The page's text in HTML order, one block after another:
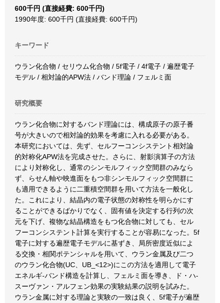
600千円 (直接経費: 600千円)
1990年度: 600千円 (直接経費: 600千円)
キーワード
ウラン化合物 / セリウム化合物 / 5f電子 / 4f電子 / 遍歴電子
モデル / 相対論的APW法 / バンド理論 / フェルミ面
研究概要
ウラン化合物に対するバンド理論には、構成原子の原子番
号が大きいので相対論的効果を考慮に入れる必要がある。
本研究においては、先ず、セルフーコンシステント相対論
的対称化APW法を完成させた。さらに、射影演算子の方法
により対称化し、通常のシンモルフィック空間群のみなら
ず、らせん軸や映進面をもつ非シンモルフィック空間群に
も適用できるように二重積空間群を用いて方法を一般化し
た。これにより、結晶内の電子状態の対称性を明らかにす
ることができるばかりでなく、固有値を決定する行列の次
元を下げ、複物な結晶構造をもつ化合物に対しても、セル
フーコンシステント計算を実行することが容易になった。5f
電子に対する遍歴電子モデルに基ずき、局所密度近似によ
る交換・相関ポテンシャルを用いて、ウラン金属及び二つ
のウラン化合物(UC、UB_<12>)にこの方法を適用して電子
エネルギ-バンド構造を計算し、フェルミ面を導き、ド・ハ-
スーヴァン・アルフェン効果の実験結果の説明を試みた。
ウラン金属に対する理論と実験の一致は良く、5f電子が遍歴